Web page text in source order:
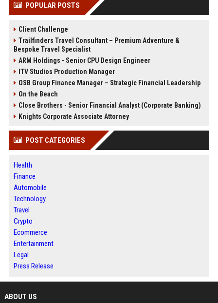
POPULAR POSTS
Client Challenge
Trailfinders Travel Consultant – Premium Adventure &
Bespoke Travel Specialist
ARM Holdings - Senior CPU Design Engineer
ITV Studios Production Manager
OSB Group Finance Manager – Strategic Financial Leadership
On the Beach
Close Brothers - Senior Financial Analyst (Corporate Banking)
Knights Corporate Associate Attorney
POST CATEGORIES
Health
Finance
Automobile
Technology
Travel
Crypto
Ecommerce
Entertainment
Legal
Press Release
ABOUT US